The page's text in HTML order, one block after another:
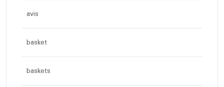
avis
basket
baskets